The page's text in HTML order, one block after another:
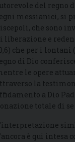
del regno
messianici, si
che sono
liberazione e
che per i lontani
di Dio
le opere
la
a Dio
totale di se
è qui intesa